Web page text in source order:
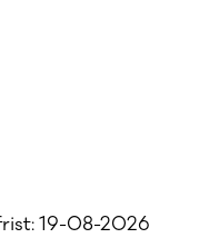
19-08-2026